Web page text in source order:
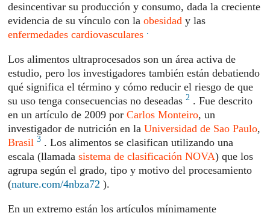
desincentivar su producción y consumo, dada la creciente
evidencia de su vínculo con laobesidad y las
enfermedades cardiovasculares .
Los alimentos ultraprocesados ​​son un área activa de
estudio, pero los investigadores también están debatiendo
qué significa el término y cómo reducir el riesgo de que
su uso tenga consecuencias no deseadas2 . Fue descrito
en un artículo de 2009 porCarlos Monteiro, un
investigador de nutrición en laUniversidad de Sao Paulo,
Brasil 3 . Los alimentos se clasifican utilizando una
escala (llamadasistema de clasificación NOVA) que los
agrupa según el grado, tipo y motivo del procesamiento
(nature.com/4nbza72 ).
En un extremo están los artículos mínimamente